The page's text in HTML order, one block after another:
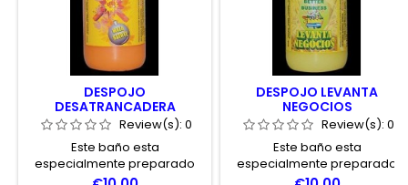
DESPOJO
DESATRANCADERA
Review(s): 0
Este baño esta
especialmente preparado
paraayudarnos a salir
DESPOJO LEVANTA
NEGOCIOS
Review(s): 0
Este baño esta
especialmente preparado
para mejorar las ventas en